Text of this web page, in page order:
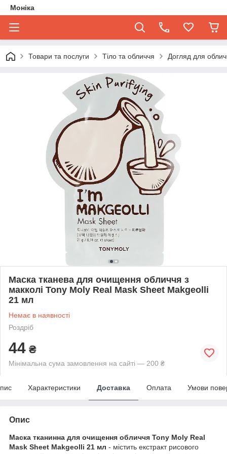
Моніка
Товари та послуги Тіло та обличчя Догляд для
Маска тканева для очищення обличчя з
макколі Tony Moly Real Mask Sheet Makgeolli
21 мл
Немає в наявності
Роздріб
44 ₴
Мінімальна сума замовлення на сайті — 200 ₴
Характеристики Доставка Оплата Умови
Опис
Маска тканинна для очищення обличчя Tony Moly Real
Mask Sheet Makgeolli 21 мл - містить екстракт рисового